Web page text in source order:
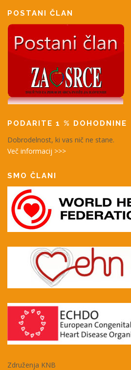
POSTANI ČLAN
PODARITE 1 % DOHODNINE
Dobrodelnost, ki vas nič ne stane.
Več informacij >>>
SMO ČLANI
Združenja KNB